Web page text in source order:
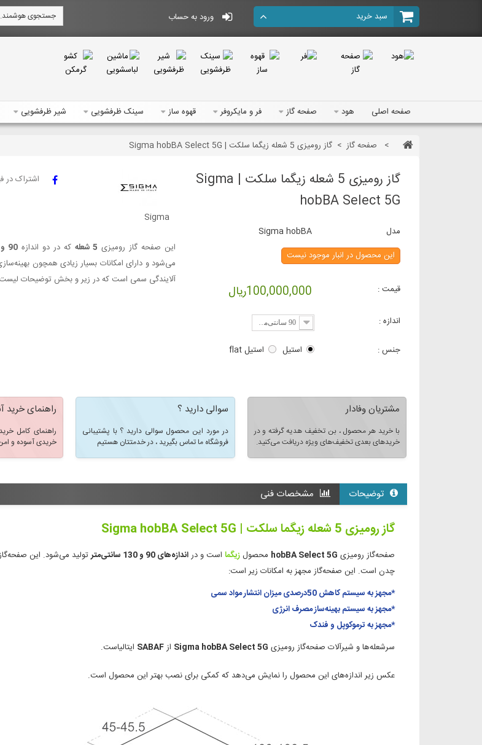
سبد خرید ورود به حساب
صفحه اصلی هود صفحه گاز فر و مایکروفر قهوه ساز سینک ظرفشویی شیر ظرفشویی
> صفحه گاز > گاز رومیزی 5 شعله زیگما سلکت | Sigma hobBA Select 5G
گاز رومیزی 5 شعله زیگما سلکت | Sigma
hobBA Select 5G
مدل
Sigma hobBA
این محصول در انبار موجود نیست
قیمت : 100,000,000ریال
اندازه : 90 سانتی‌متر
جنس : استیل استیل flat
Sigma
اشتراک
این صفحه گاز رومیزی 5 شعله که در دو اندازه 90 و 100 سانتی‌متری
می‌شود و دارای امکانات بسیار زیادی همچون
آلایندگی سمی است که در زیر و بخش توضیحات
مشتریان وفادار
با خرید هر محصول ، بن تخفیف هدیه گرفته و در
خریدهای بعدی تخفیف‌های ویژه دریافت می‌کنید.
سوالی دارید ؟
در مورد این محصول سوالی دارید ؟ با پشتیبانی
فروشگاه ما تماس بگیرید ، در خدمتتان هستیم
راهنمای خرید
راهنمای کامل
خریدی آسوده و امن
توضیحات مشخصات فنی
گاز رومیزی 5 شعله زیگما سلکت | Sigma hobBA Select 5G
صفحه‌گاز رومیزی hobBA Select 5G محصول زیگما است و دراندازه‌های 90 و 130 سانتی‌متر تولید می‌شود. این
چدن است. این صفحه‌گاز مجهز به امکانات زیر است:
*مجهز به سیستم کاهش 50درصدی میزان انتشار مواد سمی
*مجهز به سیستم بهینه‌ساز مصرف انرژی
*مجهز به ترموکوپل و فندک
سرشعله‌ها و شیرآلات صفحه‌گاز رومیزی Sigma hobBA Select 5G ازSABAF ایتالیاست.
عکس زیر اندازه‌های این محصول را نمایش می‌دهد که کمکی برای نصب بهتر این محصول است.